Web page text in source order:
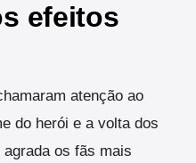
efeitos
atenção ao
do herói e a volta dos
os fãs mais